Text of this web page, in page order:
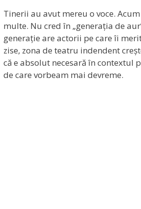
Tinerii au avut mereu o voce.
multe. Nu cred în „generația de
generație are actorii pe care îi
zise, zona de teatru indendent
că e absolut necesară în contextul
de care vorbeam mai devreme.